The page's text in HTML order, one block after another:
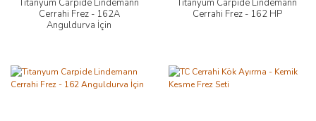
Titanyum Carpide Lindemann
Cerrahi Frez - 162A
Anguldurva İçin
Titanyum Carpide Lindemann
Cerrahi Frez - 162 HP